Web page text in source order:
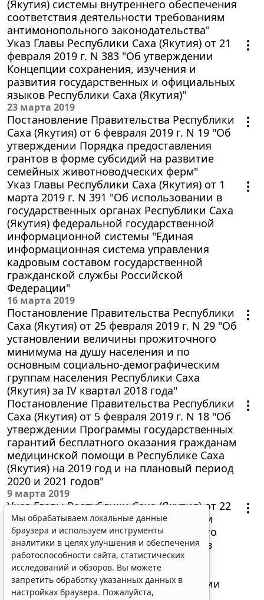
(Якутия) системы внутреннего обеспечения
соответствия деятельности требованиям
антимонопольного законодательства"
Указ Главы Республики Саха (Якутия) от 21
февраля 2019 г. N 383 "Об утверждении
Концепции сохранения, изучения и
развития государственных и официальных
языков Республики Саха (Якутия)"
23 марта 2019
Постановление Правительства Республики
Саха (Якутия) от 6 февраля 2019 г. N 19 "Об
утверждении Порядка предоставления
грантов в форме субсидий на развитие
семейных животноводческих ферм"
Указ Главы Республики Саха (Якутия) от 1
марта 2019 г. N 391 "Об использовании в
государственных органах Республики Саха
(Якутия) федеральной государственной
информационной системы "Единая
информационная система управления
кадровым составом государственной
гражданской службы Российской
Федерации"
16 марта 2019
Постановление Правительства Республики
Саха (Якутия) от 25 февраля 2019 г. N 29 "Об
установлении величины прожиточного
минимума на душу населения и по
основным социально-демографическим
группам населения Республики Саха
(Якутия) за IV квартал 2018 года"
Постановление Правительства Республики
Саха (Якутия) от 5 февраля 2019 г. N 18 "Об
утверждении Программы государственных
гарантий бесплатного оказания гражданам
медицинской помощи в Республике Саха
(Якутия) на 2019 год и на плановый период
2020 и 2021 годов"
9 марта 2019
Указ Главы Республики Саха (Якутия) от 22
февраля 2019 г. N 385 "Об утверждении
Порядка осуществления регионального
государственного контроля (надзора) в
области долевого строительства
многоквартирных домов и (или) иных
объектов недвижимости на территории
Республики Саха (Якутия)"
Мы обрабатываем локальные данные
браузера и используем инструменты
аналитики в целях улучшения и обеспечения
работоспособности сайта, статистических
запретить обработку указанных данных в
настройках браузера. Пожалуйста,
ознакомьтесь с условиями их обработки.
Принять